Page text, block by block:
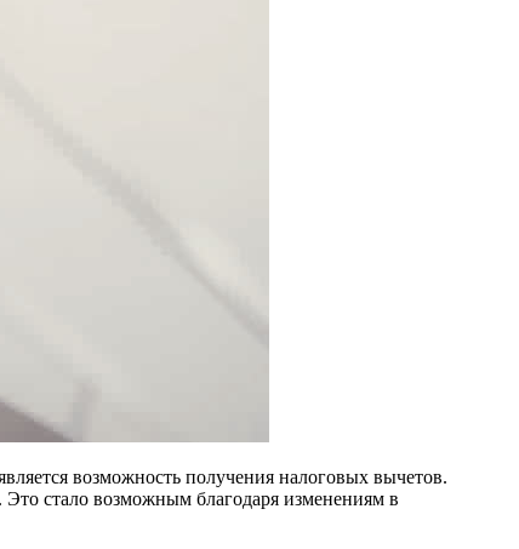
возможность получения налоговых вычетов.
стало возможным благодаря изменениям в